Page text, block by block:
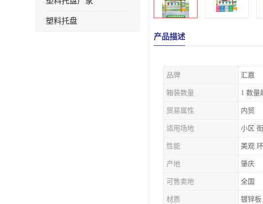
塑料托盘
产品描述
品牌 汇嘉
箱装数量 1 数量
贸易属性 内贸
适用场地 小区
性能 美观
产地 肇庆
可售卖地 全国
材质 镀锌板